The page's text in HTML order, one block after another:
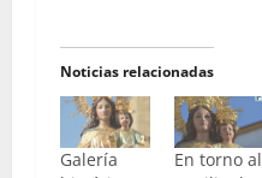
Noticias relacionadas
Galería
En torno al